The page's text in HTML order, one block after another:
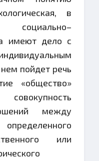
в
имеют дело с
пойдет речь
«общество»
между
или